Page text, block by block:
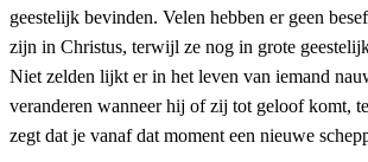
geestelijk bevinden. Velen hebben er geen
zijn in Christus, terwijl ze nog in grote
Niet zelden lijkt er in het leven van iemand
veranderen wanneer hij of zij tot geloof komt,
zegt dat je vanaf dat moment een nieuwe